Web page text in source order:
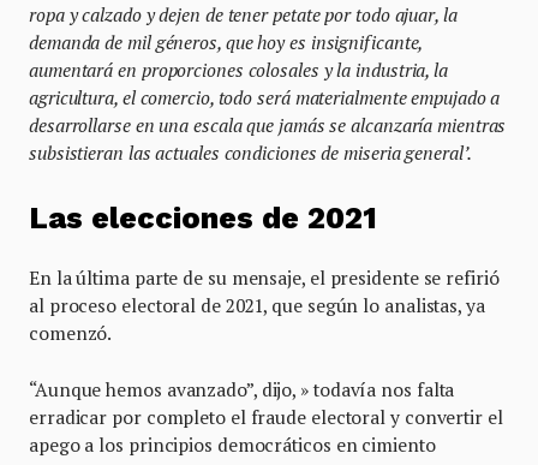
ropa y calzado y dejen de tener petate por todo ajuar, la
demanda de mil géneros, que hoy es insignificante,
aumentará en proporciones colosales y la industria, la
agricultura, el comercio, todo será materialmente empujado a
desarrollarse en una escala que jamás se alcanzaría mientras
subsistieran las actuales condiciones de miseria general’.
Las elecciones de 2021
En la última parte de su mensaje, el presidente se refirió
al proceso electoral de 2021, que según lo analistas, ya
comenzó.
“Aunque hemos avanzado”, dijo, » todavía nos falta
erradicar por completo el fraude electoral y convertir el
apego a los principios democráticos en cimiento